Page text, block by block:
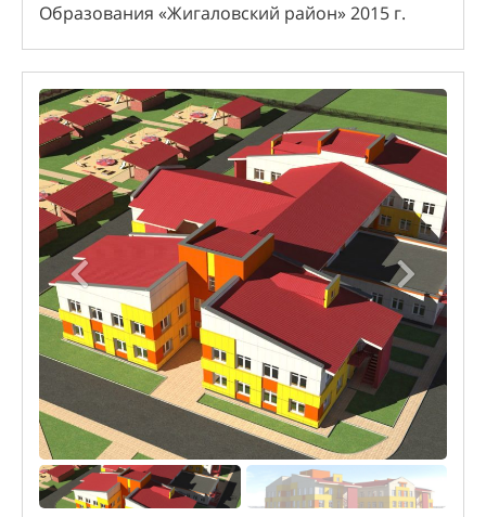
Образования «Жигаловский район» 2015 г.